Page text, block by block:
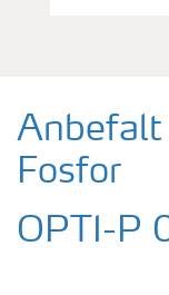
Anbefalt
Fosfor
OPTI-P